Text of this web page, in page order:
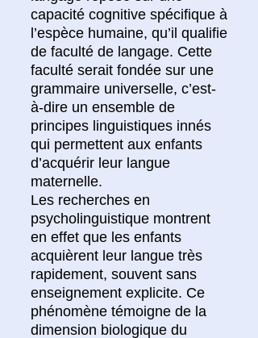
capacité cognitive spécifique à
l’espèce humaine, qu’il qualifie
de faculté de langage. Cette
faculté serait fondée sur une
grammaire universelle, c’est-
à-dire un ensemble de
principes linguistiques innés
qui permettent aux enfants
d’acquérir leur langue
maternelle.
Les recherches en
psycholinguistique montrent
en effet que les enfants
acquièrent leur langue très
rapidement, souvent sans
enseignement explicite. Ce
phénomène témoigne de la
dimension biologique du